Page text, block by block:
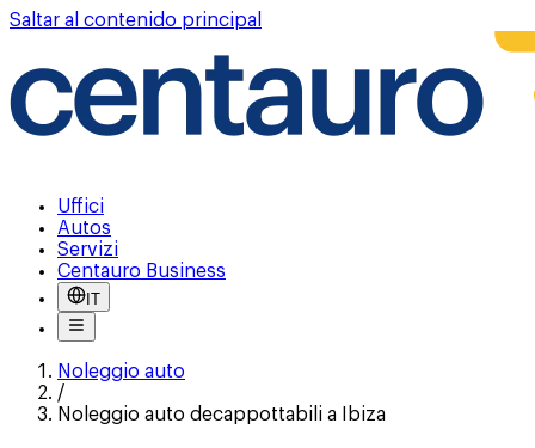
Saltar al contenido principal
Uffici
Autos
Servizi
Centauro Business
IT
Noleggio auto
/
Noleggio auto decappottabili a Ibiza